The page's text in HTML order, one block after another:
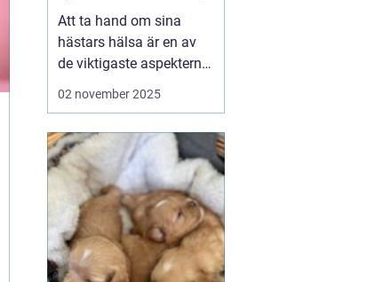
Att ta hand om sina
hästars hälsa är en av
de viktigaste aspekterna
av att vara hästägare.
både förbättra
prestationsförmågan
och f...
02 november 2025